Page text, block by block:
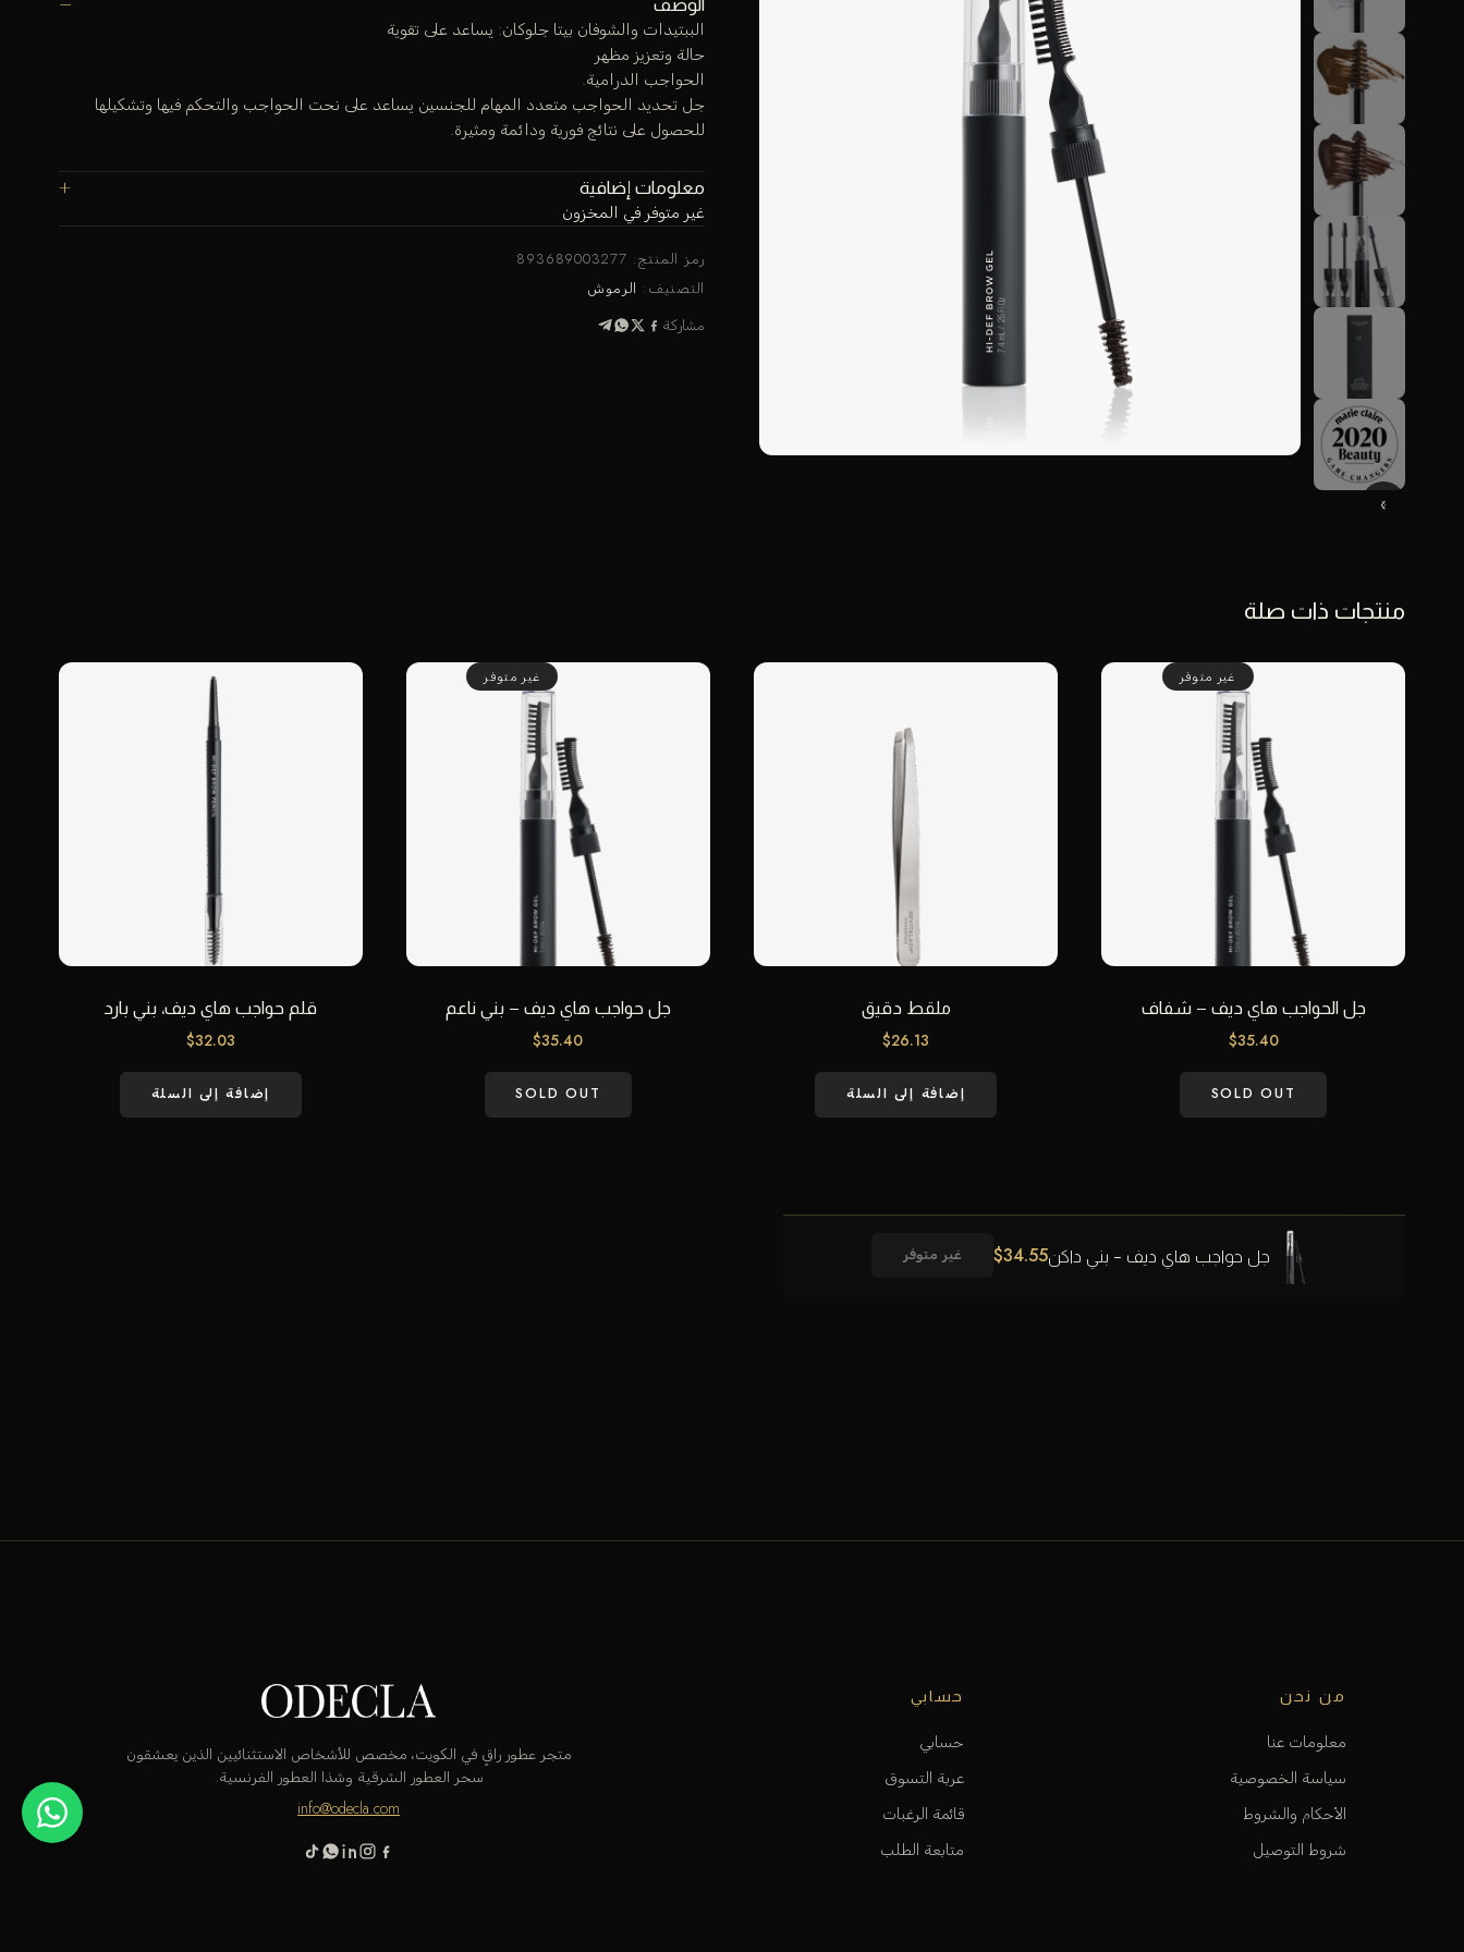
الببتيدات والشوفان بيتا جلوكان: يساعد على تقوية
حالة وتعزيز مظهر
الحواجب الدرامية.
جل تحديد الحواجب متعدد المهام للجنسين يساعد على نحت الحواجب والتحكم فيها وتشكيلها
للحصول على نتائج فورية ودائمة ومثيرة.
معلومات إضافية
غير متوفر في المخزون
رمز المنتج: 893689003277
التصنيف: الرموش
مشاركة
منتجات ذات صلة
غير متوفر
جل الحواجب هاي ديف – شفاف
$35.40
SOLD OUT
ملقط دقيق
$26.13
إضافة إلى السلة
غير متوفر
جل حواجب هاي ديف – بني ناعم
$35.40
SOLD OUT
قلم حواجب هاي ديف، بني بارد
$32.03
إضافة إلى السلة
جل حواجب هاي ديف - بني داكن $34.55 غير متوفر
من نحن
معلومات عنا
سياسة الخصوصية
الأحكام والشروط
شروط التوصيل
حسابي
حسابي
عربة التسوق
قائمة الرغبات
متابعة الطلب
متجر عطور راقٍ في الكويت، مخصص للأشخاص الاستثنائيين الذين يعشقون
سحر العطور الشرقية وشذا العطور الفرنسية.
info@odecla.com